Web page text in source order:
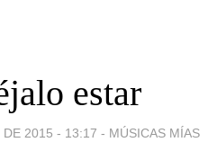
estar
DE 2015 - 13:17 - MÚSICAS MÍAS